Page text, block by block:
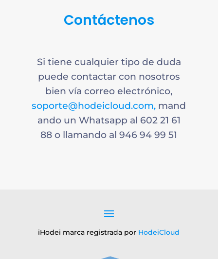
Contáctenos
Si tiene cualquier tipo de duda
puede contactar con nosotros
bien vía correo electrónico,
soporte@hodeicloud.com, mand
ando un Whatsapp al 602 21 61
88 o llamando al 946 94 99 51
iHodei marca registrada por HodeiCloud